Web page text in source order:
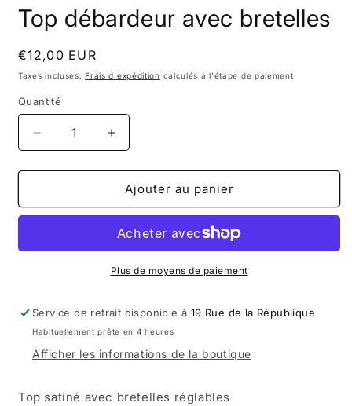
média
une
fenêtre
modale
Top débardeur avec bretelles
Prix
habituel
€12,00 EUR
Taxes incluses. Frais d'expédition calculés à l'étape de paiement.
Quantité
Réduire
la
quantité
Top
bretelles
Augmenter
la
quantité
de
Top
avec
bretelles
Ajouter au panier
Plus de moyens de paiement
Service de retrait disponible à 19 Rue de la République
Habituellement prête en 4 heures
Afficher les informations de la boutique
Top satiné avec bretelles réglables